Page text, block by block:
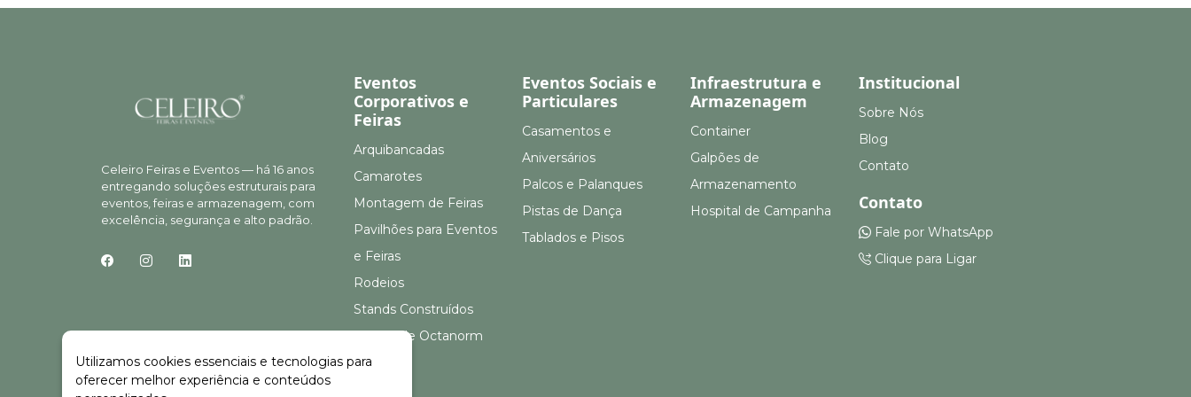
Celeiro Feiras e Eventos — há 16 anos
entregando soluções estruturais para
eventos, feiras e armazenagem, com
excelência, segurança e alto padrão.
Eventos
Corporativos e
Feiras
Arquibancadas
Camarotes
Montagem de Feiras
Pavilhões para Eventos
e Feiras
Rodeios
Stands Construídos
Stands de Octanorm
Eventos Sociais e
Particulares
Casamentos e
Aniversários
Palcos e Palanques
Pistas de Dança
Tablados e Pisos
Infraestrutura e
Armazenagem
Container
Galpões de
Armazenamento
Hospital de Campanha
Institucional
Sobre Nós
Blog
Contato
Contato
Fale por WhatsApp
Clique para Ligar
Utilizamos cookies essenciais e tecnologias para
oferecer melhor experiência e conteúdos